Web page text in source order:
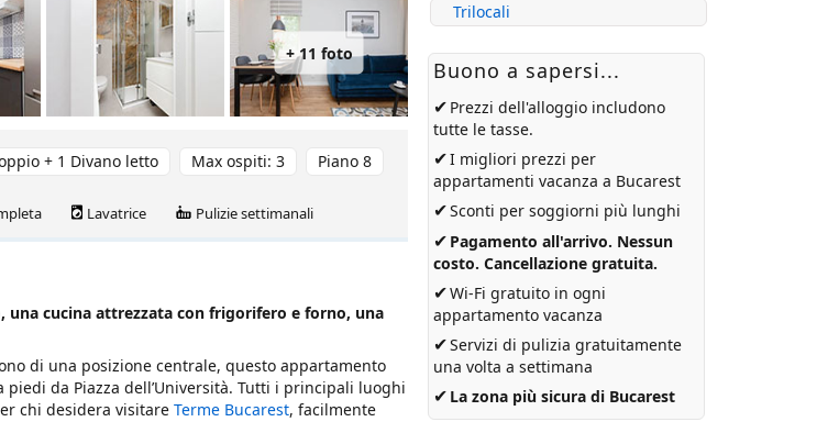
+ 11 foto
+ 1 Divano letto Max ospiti: 3 Piano 8
Lavatrice Pulizie settimanali
cucina attrezzata con frigorifero e forno, una
di una posizione centrale, questo appartamento
da Piazza dell’Università. Tutti i principali luoghi
chi desidera visitare Terme Bucarest, facilmente
Trilocali
Buono a sapersi...
✔ Prezzi dell'alloggio includono
tutte le tasse.
✔I migliori prezzi per
appartamenti vacanza a Bucarest
✔Sconti per soggiorni più lunghi
✔ Pagamento all'arrivo. Nessun
costo. Cancellazione gratuita.
✔Wi-Fi gratuito in ogni
appartamento vacanza
✔Servizi di pulizia gratuitamente
una volta a settimana
✔ La zona più sicura di Bucarest